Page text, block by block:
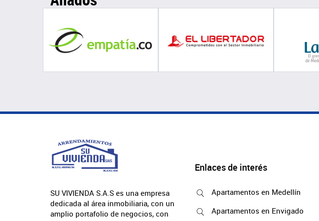
SU VIVIENDA S.A.S es una empresa
dedicada al área inmobiliaria, con un
amplio portafolio de negocios, con
Enlaces de interés
Apartamentos en Medellín
Apartamentos en Envigado